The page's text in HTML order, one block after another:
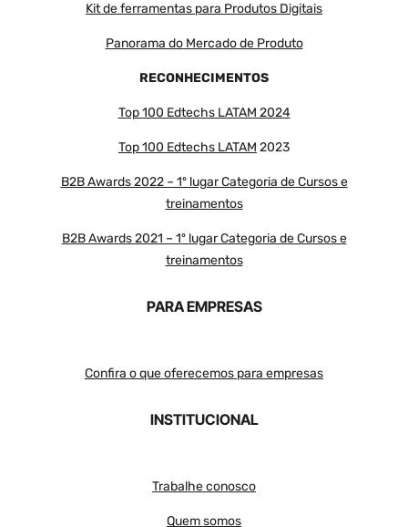
Kit de ferramentas para Produtos Digitais
Panorama do Mercado de Produto
RECONHECIMENTOS
Top 100 Edtechs LATAM 2024
Top 100 Edtechs LATAM 2023
B2B Awards 2022 – 1º lugar Categoria de Cursos e
treinamentos
B2B Awards 2021 – 1º lugar Categoria de Cursos e
treinamentos
PARA EMPRESAS
Confira o que oferecemos para empresas
INSTITUCIONAL
Trabalhe conosco
Quem somos